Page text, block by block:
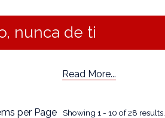
nunca de ti
Read More...
per Page Showing 1 - 10 of 28 results.